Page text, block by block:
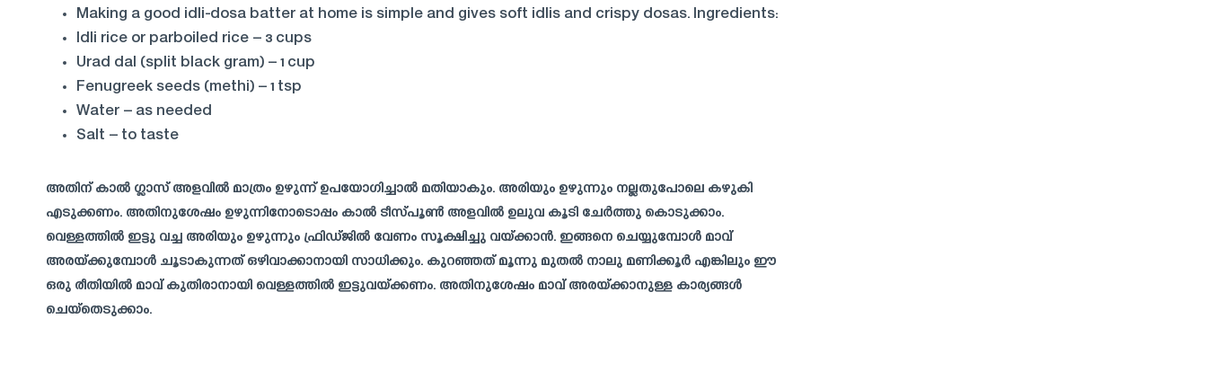
Making a good idli-dosa batter at home is simple and gives soft idlis and crispy dosas. Ingredients:
Idli rice or parboiled rice – 3 cups
Urad dal (split black gram) – 1 cup
Fenugreek seeds (methi) – 1 tsp
Water – as needed
Salt – to taste
അതിന് കാൽ ഗ്ലാസ് അളവിൽ മാത്രം ഉഴുന്ന് ഉപയോഗിച്ചാൽ മതിയാകും. അരിയും ഉഴുന്നും നല്ലതുപോലെ കഴുകി
എടുക്കണം. അതിനുശേഷം ഉഴുന്നിനോടൊപ്പം കാൽ ടീസ്പൂൺ അളവിൽ ഉലുവ കൂടി ചേർത്തു കൊടുക്കാം.
വെള്ളത്തിൽ ഇട്ടു വച്ച അരിയും ഉഴുന്നും ഫ്രിഡ്ജിൽ വേണം സൂക്ഷിച്ചു വയ്ക്കാൻ. ഇങ്ങനെ ചെയ്യുമ്പോൾ മാവ്
അരയ്ക്കുമ്പോൾ ചൂടാകുന്നത് ഒഴിവാക്കാനായി സാധിക്കും. കുറഞ്ഞത് മൂന്നു മുതൽ നാലു മണിക്കൂർ എങ്കിലും ഈ
ഒരു രീതിയിൽ മാവ് കുതിരാനായി വെള്ളത്തിൽ ഇട്ടുവയ്ക്കണം. അതിനുശേഷം മാവ് അരയ്ക്കാനുള്ള കാര്യങ്ങൾ
ചെയ്തെടുക്കാം.